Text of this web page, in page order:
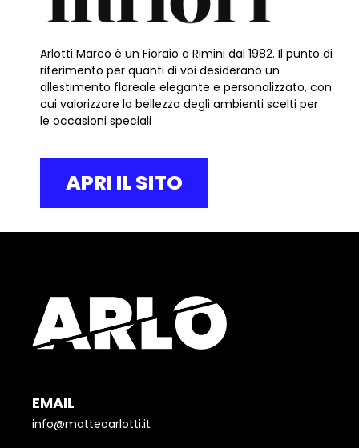
Arlotti Marco è un Fioraio a Rimini dal 1982. Il punto di
riferimento per quanti di voi desiderano un
allestimento floreale elegante e personalizzato, con
cui valorizzare la bellezza degli ambienti scelti per
le occasioni speciali
APRI IL SITO
EMAIL
info@matteoarlotti.it